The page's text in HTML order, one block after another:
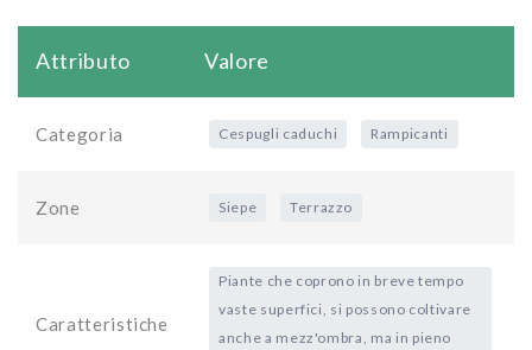
Attributo Valore
Categoria Cespugli caduchi Rampicanti
Zone Siepe Terrazzo
Caratteristiche
Piante che coprono in breve tempo
vaste superfici, si possono coltivare
anche a mezz'ombra, ma in pieno